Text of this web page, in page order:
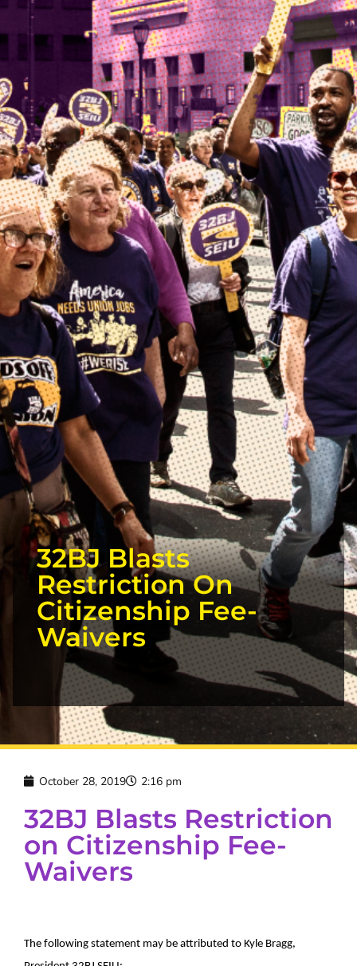
32BJ Blasts
Restriction On
Citizenship Fee-
Waivers
October 28, 2019 2:16 pm
32BJ Blasts Restriction
on Citizenship Fee-
Waivers
The following statement may be attributed to Kyle Bragg,